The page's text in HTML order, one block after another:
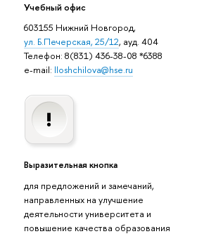
Учебный офис
603155 Нижний Новгород,
ул. Б.Печерская, 25/12, ауд. 404
Телефон: 8(831) 436-38-08 *6388
e-mail: lloshchilova@hse.ru
Выразительная кнопка
для предложений и замечаний,
направленных на улучшение
деятельности университета и
повышение качества образования